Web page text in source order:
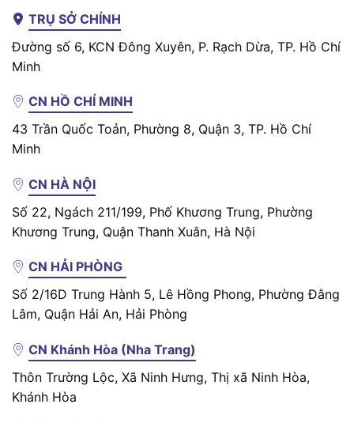
TRỤ SỞ CHÍNH
Đường số 6, KCN Đông Xuyên, P. Rạch Dừa, TP. Hồ Chí
Minh
CN HỒ CHÍ MINH
43 Trần Quốc Toản, Phường 8, Quận 3, TP. Hồ Chí
Minh
CN HÀ NỘI
Số 22, Ngách 211/199, Phố Khương Trung, Phường
Khương Trung, Quận Thanh Xuân, Hà Nội
CN HẢI PHÒNG
Số 2/16D Trung Hành 5, Lê Hồng Phong, Phường Đằng
Lâm, Quận Hải An, Hải Phòng
CN Khánh Hòa (Nha Trang)
Thôn Trường Lộc, Xã Ninh Hưng, Thị xã Ninh Hòa,
Khánh Hòa